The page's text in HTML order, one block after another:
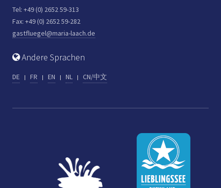
Tel: +49 (0) 2652 59-313
Fax: +49 (0) 2652 59-282
gastfluegel@maria-laach.de
Andere Sprachen
DE FR EN NL CN/中文